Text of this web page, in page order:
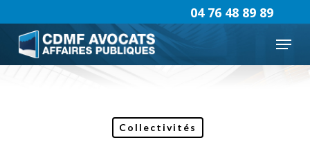
to
main
content
Menu
04 76 48 89 89
Collectivités